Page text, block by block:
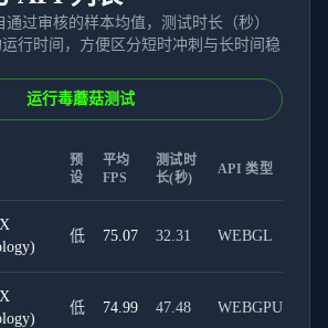
通过审核的样本均值，测试时长（秒）
行时间，方便区分短时冲刺与长时间稳
运行毒蘑菇测试
预
设
平均
FPS
测试时
长(秒)
API 类型
低 75.07 32.31 WEBGL
低 74.99 47.48 WEBGPU